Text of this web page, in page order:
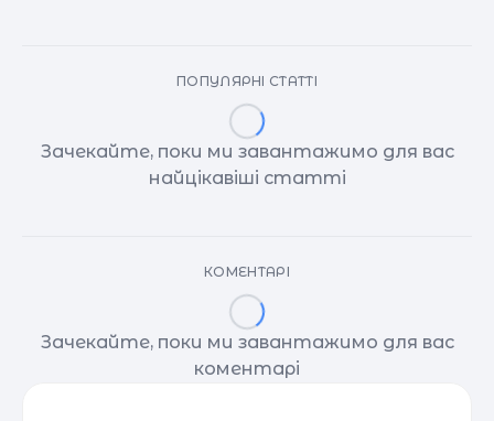
ПОПУЛЯРНІ СТАТТІ
Зачекайте, поки ми завантажимо для вас
найцікавіші статті
КОМЕНТАРІ
Зачекайте, поки ми завантажимо для вас
коментарі